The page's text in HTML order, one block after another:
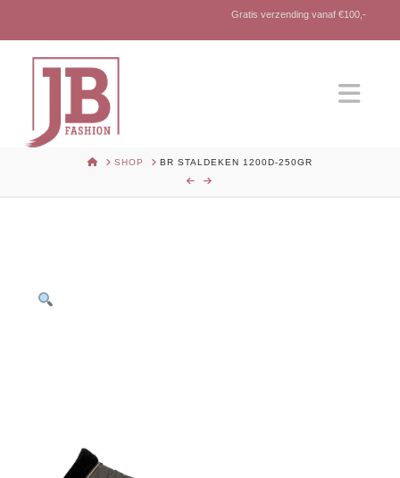
Gratis verzending vanaf €100,-
HOMESHOP BR STALDEKEN 1200D-250GR